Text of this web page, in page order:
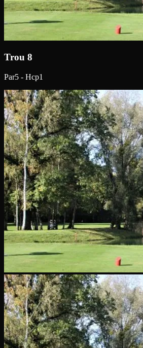
Trou 8
Par5 - Hcp1